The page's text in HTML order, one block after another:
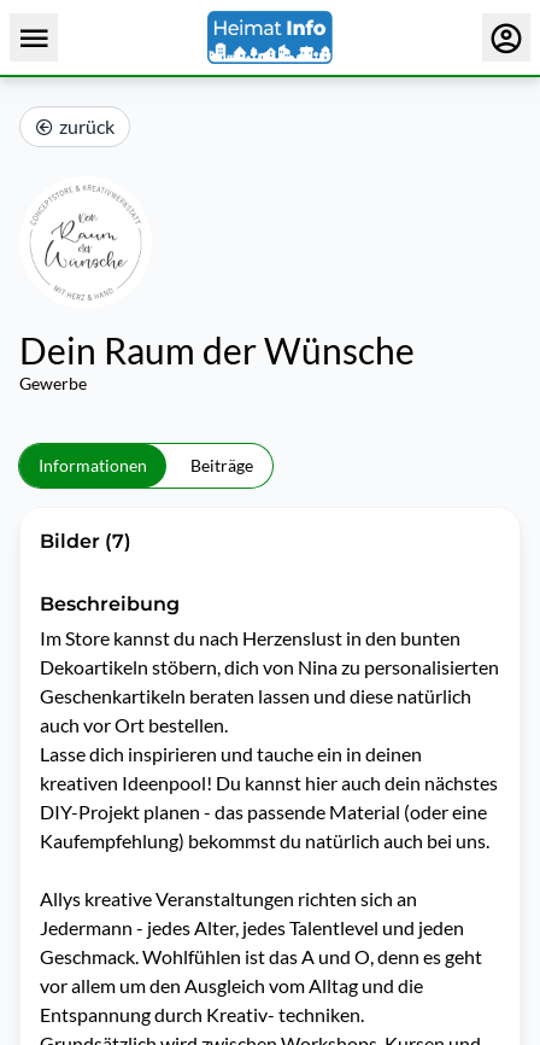
zurück
Dein Raum der Wünsche
Gewerbe
Informationen Beiträge
Bilder (7)
Beschreibung
Im Store kannst du nach Herzenslust in den bunten
Dekoartikeln stöbern, dich von Nina zu personalisierten
Geschenkartikeln beraten lassen und diese natürlich
auch vor Ort bestellen.
Lasse dich inspirieren und tauche ein in deinen
kreativen Ideenpool! Du kannst hier auch dein nächstes
DIY-Projekt planen - das passende Material (oder eine
Kaufempfehlung) bekommst du natürlich auch bei uns.
Allys kreative Veranstaltungen richten sich an
Jedermann - jedes Alter, jedes Talentlevel und jeden
Geschmack. Wohlfühlen ist das A und O, denn es geht
vor allem um den Ausgleich vom Alltag und die
Entspannung durch Kreativ- techniken.